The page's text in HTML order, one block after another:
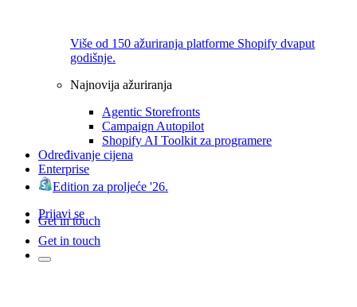
Više od 150 ažuriranja platforme Shopify dvaput
godišnje.
Najnovija ažuriranja
Agentic Storefronts
Campaign Autopilot
Shopify AI Toolkit za programere
Određivanje cijena
Enterprise
Edition za proljeće '26.
Prijavi se
Get in touch
Get in touch